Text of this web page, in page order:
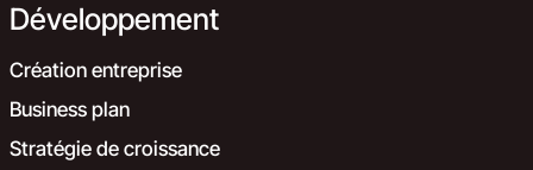
Développement
Création entreprise
Business plan
Stratégie de croissance